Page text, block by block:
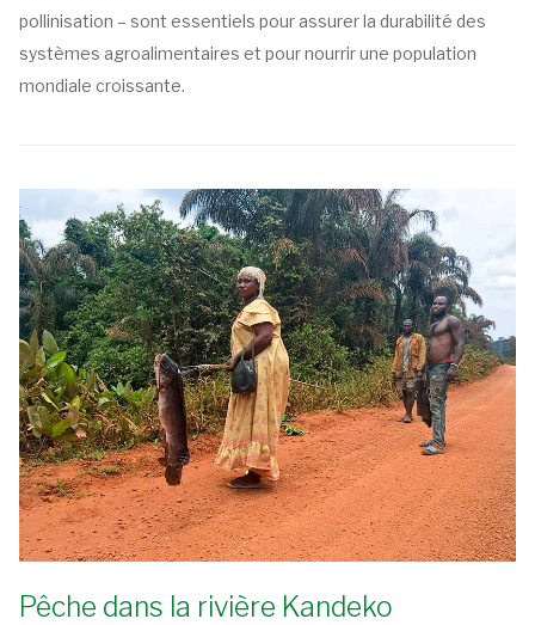
pollinisation – sont essentiels pour assurer la durabilité des
systèmes agroalimentaires et pour nourrir une population
mondiale croissante.
Pêche dans la rivière Kandeko